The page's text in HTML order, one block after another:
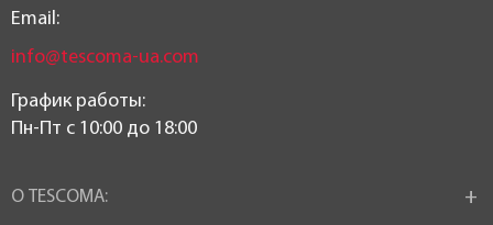
Email:
info@tescoma-ua.com
График работы:
Пн-Пт c 10:00 до 18:00
О TESCOMA: